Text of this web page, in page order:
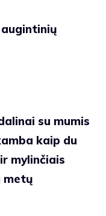
su mumis
kaip du
mylinčiais
metų